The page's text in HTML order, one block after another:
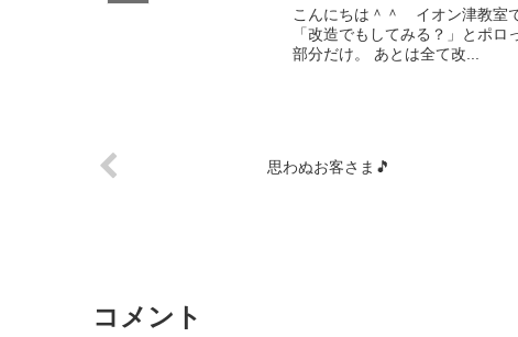
こんにちは＾＾ イオン津教室
「改造でもしてみる？」とポ
部分だけ。 あとは全て改...
思わぬお客さま🎵
コメント